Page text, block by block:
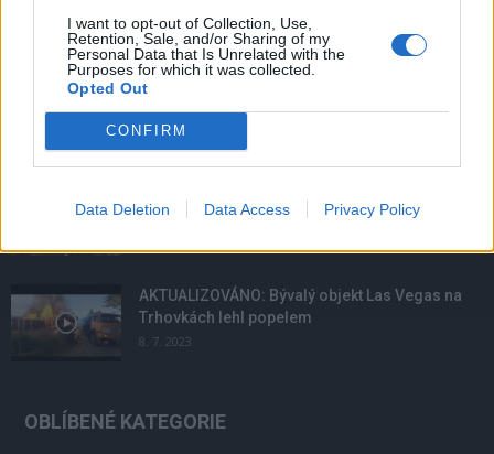
I want to opt-out of Collection, Use,
Retention, Sale, and/or Sharing of my
Personal Data that Is Unrelated with the
Purposes for which it was collected.
Opted Out
CONFIRM
Data Deletion Data Access Privacy Policy
NEJČTENĚJŠÍ ČLÁNKY
Lazsko zřídilo transparentní účet na pomoc
14. 2. 2023
2. 12. 2016
AKTUALIZOVÁNO: Bývalý objekt Las Vegas na
Trhovkách lehl popelem
8. 7. 2023
OBLÍBENÉ KATEGORIE